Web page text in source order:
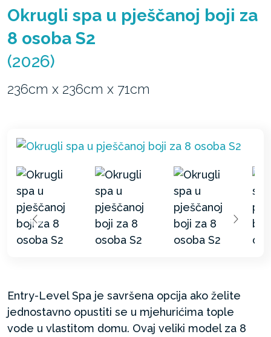
Okrugli spa u pješčanoj boji za
8 osoba S2
(2026)
236cm x 236cm x 71cm
Entry-Level Spa je savršena opcija ako želite
jednostavno opustiti se u mjehurićima tople
vode u vlastitom domu. Ovaj veliki model za 8